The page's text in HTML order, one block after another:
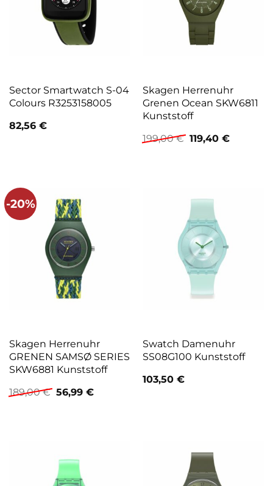
Sector Smartwatch S-04
Colours R3253158005
82,56 €
Skagen Herrenuhr
Grenen Ocean SKW6811
Kunststoff
199,00€ Ursprünglicher
Preis
119,40 €Aktueller
-20%
Skagen Herrenuhr
GRENEN SAMSØ SERIES
SKW6881 Kunststoff
189,00€ Ursprünglicher
Preis
56,99 €Aktueller
Swatch Damenuhr
SS08G100 Kunststoff
103,50 €